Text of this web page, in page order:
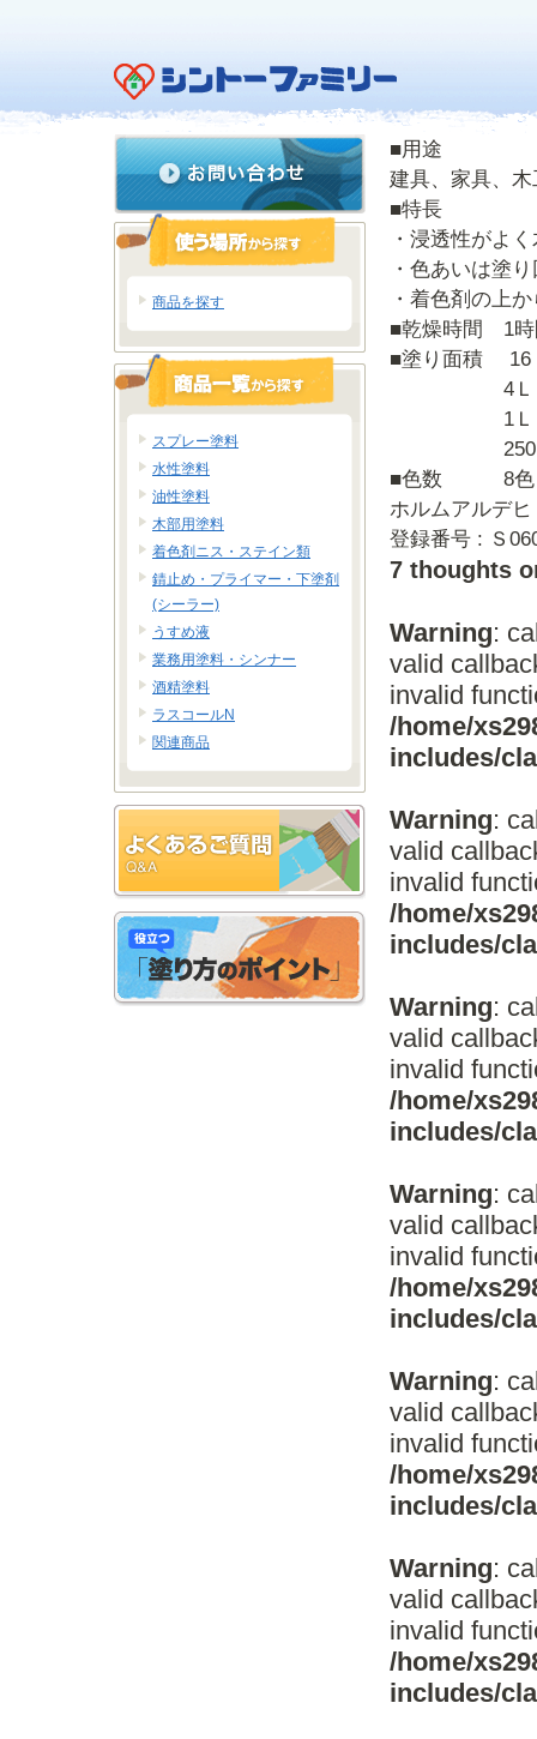
■用途
建具、家具、
■特長
・浸透性がよ
・色あいは塗
・着色剤の上
■乾燥時間 1
■塗り面積
4Ｌ 70㎡
1Ｌ 18㎡
250ML
■色数 8色
ホルムアル
登録番号 : Ｓ
7 thoughts
Warning:
valid
invalid
/home/
includes/
Warning:
valid
invalid
/home/
includes/
Warning:
valid
invalid
/home/
includes/
Warning:
valid
invalid
/home/
includes/
Warning:
valid
invalid
/home/
includes/
Warning:
valid
invalid
/home/
includes/
商品を探す
スプレー塗料
水性塗料
油性塗料
木部用塗料
着色剤ニス・ステイン類
錆止め・プライマー・下塗剤
(シーラー)
うすめ液
業務用塗料・シンナー
酒精塗料
ラスコールN
関連商品